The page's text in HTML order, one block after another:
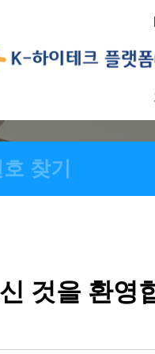
찾기
것을 환영